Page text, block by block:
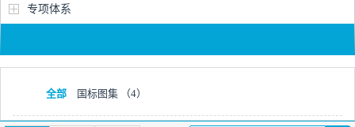
专项体系
全部 国标图集 （4）